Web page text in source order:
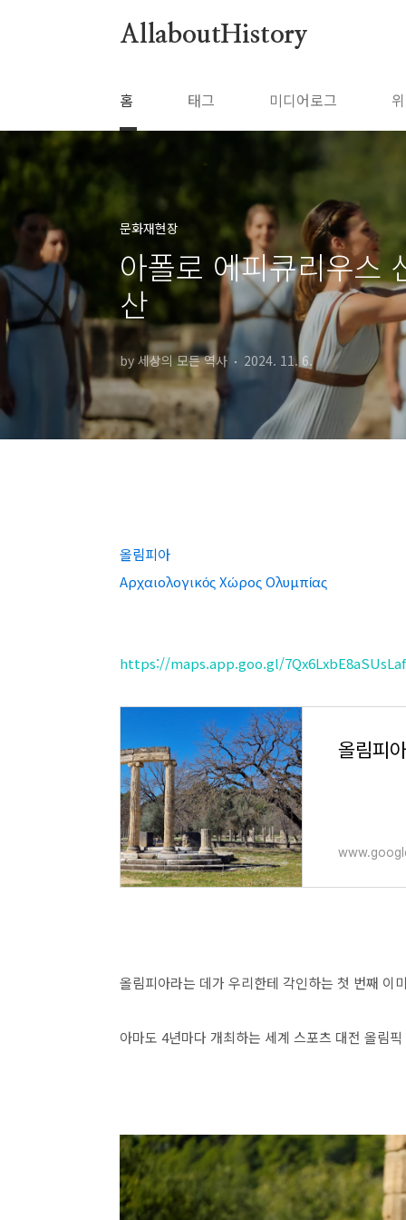
AllaboutHistory
홈 태그 미디어로그
문화재현장
아폴로 에피큐리우스
산
by 세상의 모든 역사 2024. 11. 6.
올림피아
Αρχαιολογικός Χώρος Ολυμπίας
https://maps.app.goo.gl/
올림피
올림피아라는 데가 우리한테 각인하는 첫 번째 이
아마도 4년마다 개최하는 세계 스포츠 대전 올림